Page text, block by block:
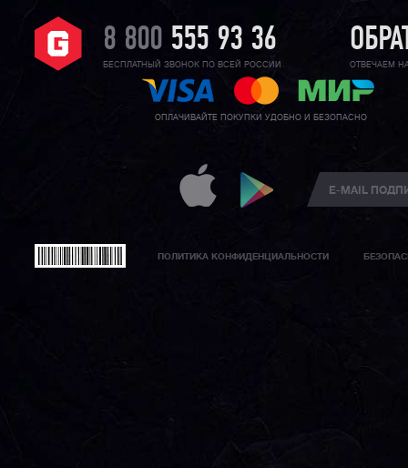
8 800 555 93 36
БЕСПЛАТНЫЙ ЗВОНОК ПО ВСЕЙ РОССИИ ОТВЕЧАЕМ
ОПЛАЧИВАЙТЕ ПОКУПКИ УДОБНО И БЕЗОПАСНО
ПОЛИТИКА КОНФИДЕНЦИАЛЬНОСТИ